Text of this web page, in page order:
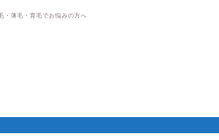
・薄毛・育毛でお悩みの方へ